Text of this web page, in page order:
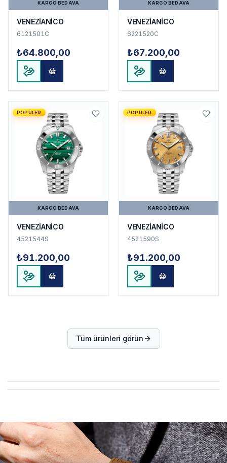
KARGO BEDAVA
VENEZİANİCO
6121501C
₺64.800,00
KARGO BEDAVA
VENEZİANİCO
6221520C
₺67.200,00
POPÜLER
KARGO BEDAVA
VENEZİANİCO
4521544S
₺91.200,00
POPÜLER
KARGO BEDAVA
VENEZİANİCO
4521590S
₺91.200,00
Tüm ürünleri görün